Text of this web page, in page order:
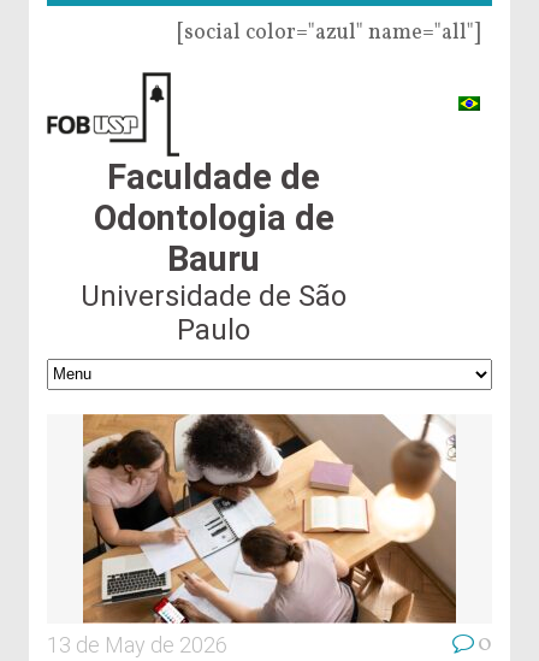
[social color="azul" name="all"]
Faculdade de
Odontologia de
Bauru
Universidade de São
Paulo
13 de May de 2026 0